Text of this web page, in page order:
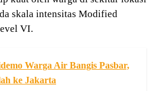
skala intensitas Modified
VI.
Warga Air Bangis Pasbar,
ke Jakarta